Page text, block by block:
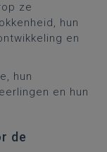
ze
hun
en
hun
en hun
de